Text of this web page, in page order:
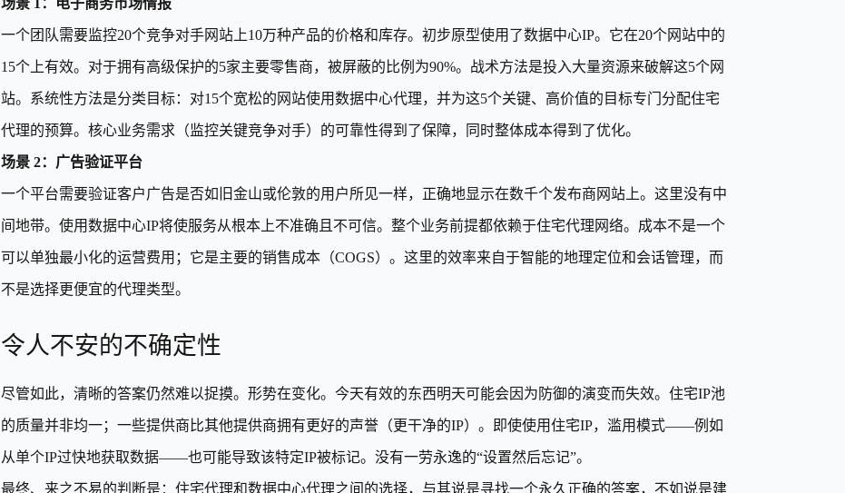
场景 1：电子商务市场情报
一个团队需要监控20个竞争对手网站上10万种产品的价格和库存。初步原型使用了数据中心IP。它在20个网站中的
15个上有效。对于拥有高级保护的5家主要零售商，被屏蔽的比例为90%。战术方法是投入大量资源来破解这5个网
站。系统性方法是分类目标：对15个宽松的网站使用数据中心代理，并为这5个关键、高价值的目标专门分配住宅
代理的预算。核心业务需求（监控关键竞争对手）的可靠性得到了保障，同时整体成本得到了优化。
场景 2：广告验证平台
一个平台需要验证客户广告是否如旧金山或伦敦的用户所见一样，正确地显示在数千个发布商网站上。这里没有中
间地带。使用数据中心IP将使服务从根本上不准确且不可信。整个业务前提都依赖于住宅代理网络。成本不是一个
可以单独最小化的运营费用；它是主要的销售成本（COGS）。这里的效率来自于智能的地理定位和会话管理，而
不是选择更便宜的代理类型。
令人不安的不确定性
尽管如此，清晰的答案仍然难以捉摸。形势在变化。今天有效的东西明天可能会因为防御的演变而失效。住宅IP池
的质量并非均一；一些提供商比其他提供商拥有更好的声誉（更干净的IP）。即使使用住宅IP，滥用模式——例如
从单个IP过快地获取数据——也可能导致该特定IP被标记。没有一劳永逸的“设置然后忘记”。
最终、来之不易的判断是：住宅代理和数据中心代理之间的选择，与其说是寻找一个永久正确的答案，不如说是建